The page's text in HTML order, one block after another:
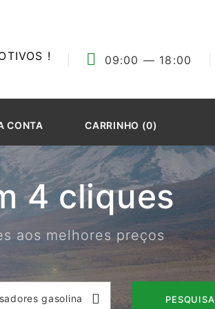
! 09:00 — 18:00
CONTA CARRINHO (0)
4 cliques
aos melhores preços
gasolina PESQUISA